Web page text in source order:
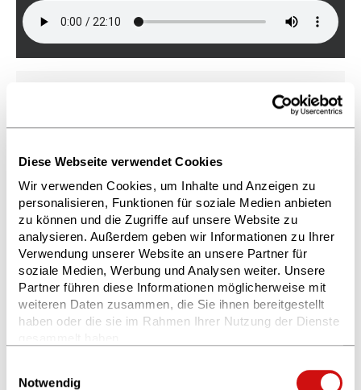
Diese Webseite verwendet Cookies
Wir verwenden Cookies, um Inhalte und Anzeigen zu
personalisieren, Funktionen für soziale Medien anbieten
zu können und die Zugriffe auf unsere Website zu
analysieren. Außerdem geben wir Informationen zu Ihrer
Verwendung unserer Website an unsere Partner für
soziale Medien, Werbung und Analysen weiter. Unsere
Partner führen diese Informationen möglicherweise mit
weiteren Daten zusammen, die Sie ihnen bereitgestellt
haben oder die sie im Rahmen Ihrer Nutzung der Dienste
Datenschutzerklärung
Notwendig
Nur durch gemeinsame Bemühungen
- jenseits aller geographischen und
nationalen Grenzen, jenseits der
Unterschiede politischer oder sozialer,
ideologischer oder kultureller Art -
können wir die großen, heute
anstehenden Schwierigkeiten
bewältigen und den kommenden
Generationen eine Welt hinterlassen,
in der sie zu leben und zu gedeihen
vermögen, statt von bis dahin